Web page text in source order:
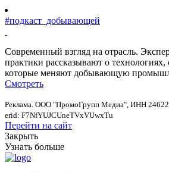
#подкаст_добывающей
Современный взгляд на отрасль.
практики рассказывают о
которые меняют добывающую
Смотреть
Реклама. ООО "ПромоГрупп Медиа", ИНН
erid: F7NfYUJCUneTVxVUwxTu
Перейти на сайт
Закрыть
Узнать больше